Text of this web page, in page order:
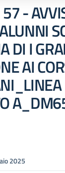
-
DI I
AI
2025